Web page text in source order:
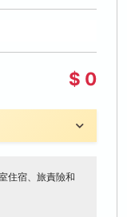
$ 0
住宿、旅責險和